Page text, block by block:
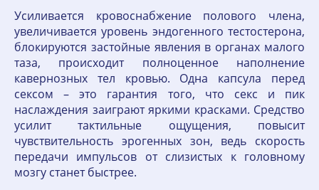
Усиливается кровоснабжение полового члена,
увеличивается уровень эндогенного тестостерона,
блокируются застойные явления в органах малого
таза, происходит полноценное наполнение
кавернозных тел кровью. Одна капсула перед
сексом – это гарантия того, что секс и пик
наслаждения заиграют яркими красками. Средство
усилит тактильные ощущения, повысит
чувствительность эрогенных зон, ведь скорость
передачи импульсов от слизистых к головному
мозгу станет быстрее.